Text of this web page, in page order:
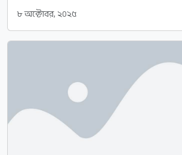
৮ অক্টোবর, ২০২৫